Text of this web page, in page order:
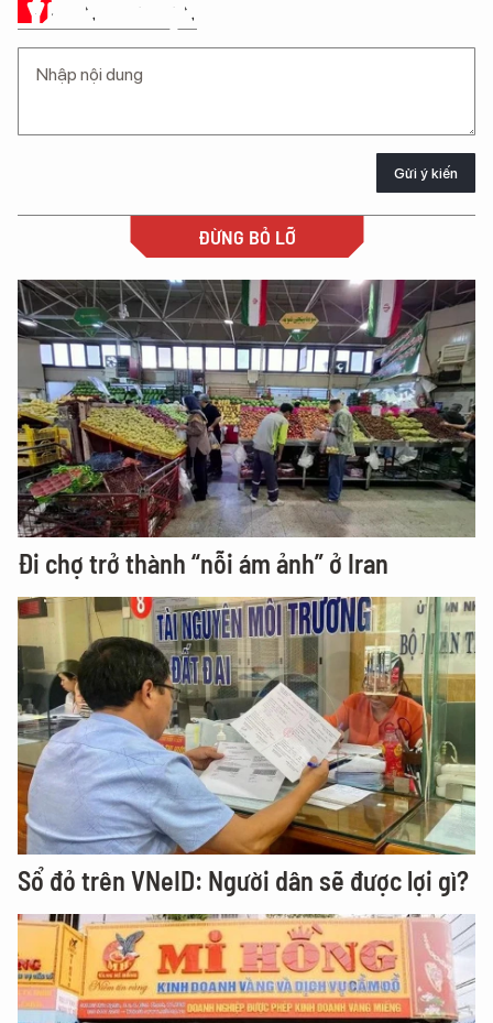
Ý KIẾN CỦA BẠN
Gửi ý kiến
ĐỪNG BỎ LỠ
Đi chợ trở thành “nỗi ám ảnh” ở Iran
Sổ đỏ trên VNeID: Người dân sẽ được lợi gì?